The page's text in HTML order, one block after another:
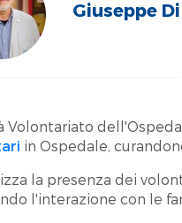
Giuseppe
Volontariato
in Ospedale,
la presenza dei
l'interazione con le